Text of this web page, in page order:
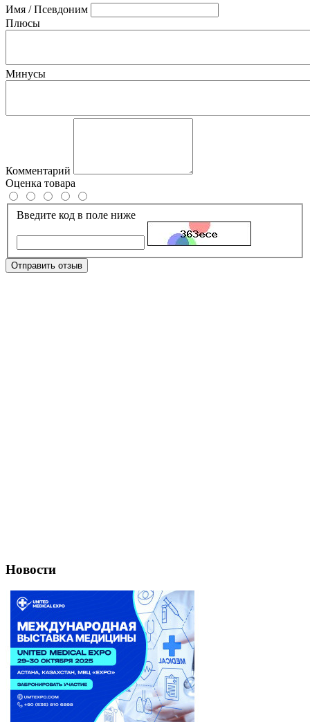
Имя / Псевдоним
Плюсы
Минусы
Комментарий
Оценка товара
Введите код в поле ниже
Отправить отзыв
Новости